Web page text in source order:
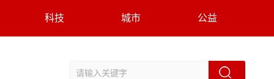
科技 城市 公益